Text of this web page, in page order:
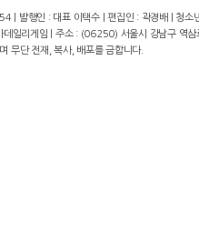
| 발행인 : 대표 이택수 | 편집인 : 곽경배 |
일리게임 | 주소 : (06250) 서울시 강남구
무단 전재, 복사, 배포를 금합니다.